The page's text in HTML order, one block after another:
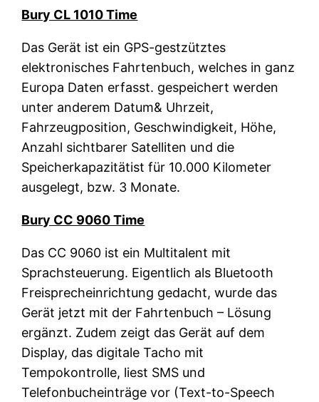
Bury CL 1010 Time
Das Gerät ist ein GPS-gestzütztes
elektronisches Fahrtenbuch, welches in ganz
Europa Daten erfasst. gespeichert werden
unter anderem Datum& Uhrzeit,
Fahrzeugposition, Geschwindigkeit, Höhe,
Anzahl sichtbarer Satelliten und die
Speicherkapazitätist für 10.000 Kilometer
ausgelegt, bzw. 3 Monate.
Bury CC 9060 Time
Das CC 9060 ist ein Multitalent mit
Sprachsteuerung. Eigentlich als Bluetooth
Freisprecheinrichtung gedacht, wurde das
Gerät jetzt mit der Fahrtenbuch – Lösung
ergänzt. Zudem zeigt das Gerät auf dem
Display, das digitale Tacho mit
Tempokontrolle, liest SMS und
Telefonbucheinträge vor (Text-to-Speech